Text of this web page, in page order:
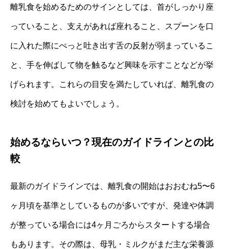
離乳食を始めるためのサインとしては、首がしっかり座
っていること、支えがあれば座れること、スプーンを口
に入れた際にぺっと吐き出す舌の反射が弱まっているこ
と、手を伸ばして物を触るなど興味を示すことなどが挙
げられます。これらの目安を満たしていれば、離乳食の
検討を始めてもよいでしょう。
始めるならいつ？現在のガイドラインとの比
較
最新のガイドラインでは、離乳食の開始はおおむね5〜6
ヶ月頃を基準としているものが多いですが、発達や体調
が整っている場合には4ヶ月ごろからスタートする場合
もあります。その際は、母乳・ミルクがまだ主な栄養源